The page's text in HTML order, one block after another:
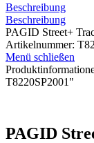
Beschreibung
Beschreibung
PAGID Street+
Artikelnummer:
Menü schließen
T8220SP2001"
PAGID